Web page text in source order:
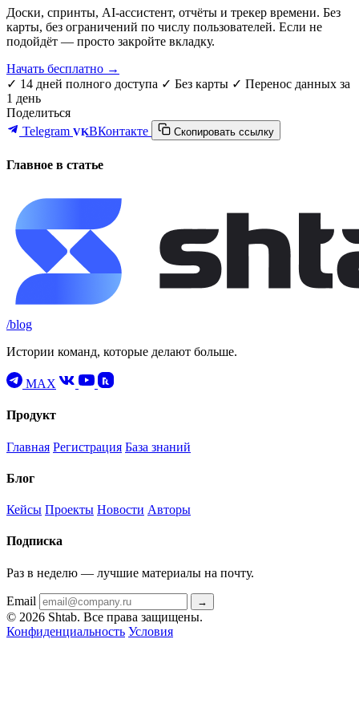
Доски, спринты, AI-ассистент, отчёты и трекер времени. Без
карты, без ограничений по числу пользователей. Если не
подойдёт — просто закройте вкладку.
Начать бесплатно →
✓ 14 дней полного доступа ✓ Без карты ✓ Перенос данных за
1 день
Поделиться
Telegram VKВКонтакте Скопировать ссылку
Главное в статье
/blog
Истории команд, которые делают больше.
MAX
Продукт
Главная Регистрация База знаний
Блог
Кейсы Проекты Новости Авторы
Подписка
Раз в неделю — лучшие материалы на почту.
Email →
© 2026 Shtab. Все права защищены.
Конфиденциальность Условия